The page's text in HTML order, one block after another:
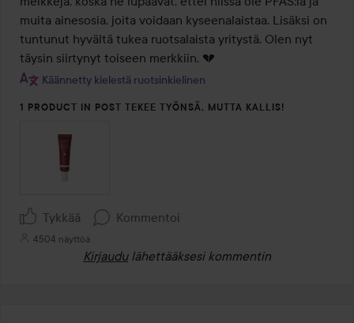
muita ainesosia, joita voidaan kyseenalaistaa. Lisäksi on
tuntunut hyvältä tukea ruotsalaista yritystä. Olen nyt
täysin siirtynyt toiseen merkkiin. 💔
Käännetty kielestä ruotsinkielinen
1 PRODUCT IN POST TEKEE TYÖNSÄ, MUTTA KALLIS!
Tykkää Kommentoi
4504 näyttöä
Kirjaudu lähettääksesi kommentin